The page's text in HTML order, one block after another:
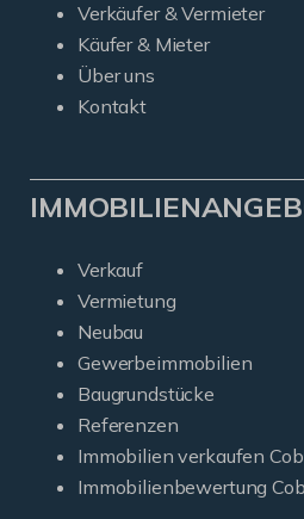
Verkäufer & Vermieter
Käufer & Mieter
Über uns
Kontakt
Verkauf
Vermietung
Neubau
Gewerbeimmobilien
Baugrundstücke
Referenzen
Immobilien verkaufen
Immobilienbewertung